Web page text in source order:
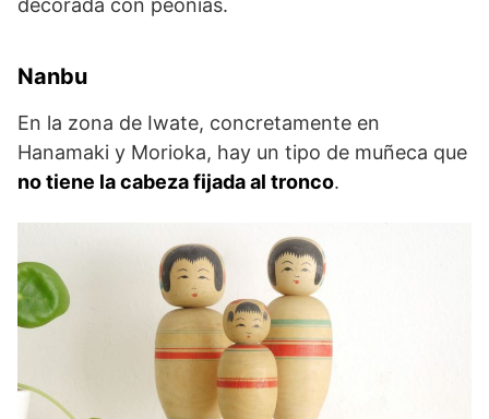
Nanbu
En la zona de Iwate, concretamente en
Hanamaki y Morioka, hay un tipo de muñeca que
no tiene la cabeza fijada al tronco.